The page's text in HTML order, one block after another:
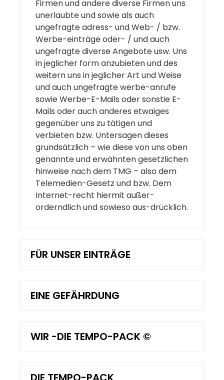
Firmen und andere diverse Firmen uns
unerlaubte und sowie als auch
ungefragte adress- und Web- / bzw.
Werbe-einträge oder- / und auch
ungefragte diverse Angebote usw. Uns
in jeglicher form anzubieten und des
weitern uns in jeglicher Art und Weise
und auch ungefragte werbe-anrufe
sowie Werbe-E-Mails oder sonstie E-
Mails oder auch anderes etwaiges
gegenüber uns zu tätigen und
verbieten bzw. Untersagen dieses
grundsätzlich – wie diese von uns oben
genannte und erwähnten gesetzlichen
hinweise nach dem TMG – also dem
Telemedien-Gesetz und bzw. Dem
Internet-recht hiermit außer-
orderndlich und sowieso aus-drücklich.
FÜR UNSER EINTRÄGE
EINE GEFÄHRDUNG
WIR -DIE TEMPO-PACK ©